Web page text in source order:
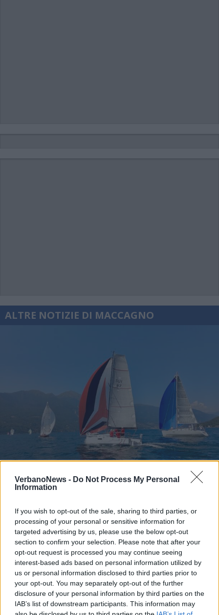
VerbanoNews - Do Not Process My Personal
Information
If you wish to opt-out of the sale, sharing to third parties, or
processing of your personal or sensitive information for
targeted advertising by us, please use the below opt-out
section to confirm your selection. Please note that after your
opt-out request is processed you may continue seeing
interest-based ads based on personal information utilized by
us or personal information disclosed to third parties prior to
your opt-out. You may separately opt-out of the further
disclosure of your personal information by third parties on the
IAB’s list of downstream participants. This information may
ALTRE NOTIZIE DI MACCAGNO
MACCAGNO
Canalone” sul Lago Maggiore